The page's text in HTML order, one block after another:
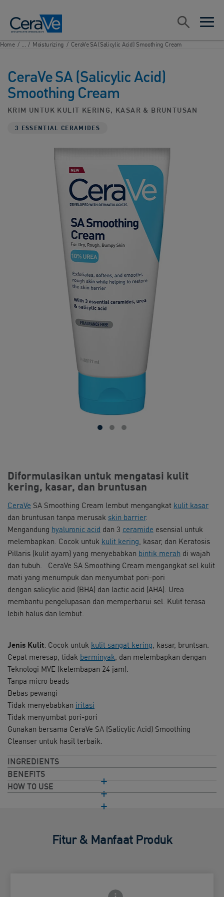
open
open
Search
Home / ... / Moisturizing / CeraVe SA (Salicylic Acid) Smoothing Cream
CeraVe SA (Salicylic Acid)
Smoothing Cream
KRIM UNTUK KULIT KERING, KASAR & BRUNTUSAN
3 ESSENTIAL CERAMIDES
Diformulasikan untuk mengatasi kulit
kering, kasar, dan bruntusan
CeraVe SA Smoothing Cream lembut mengangkat kulit kasar
dan bruntusan tanpa merusak skin barrier.
Mengandung hyaluronic acid dan 3 ceramide esensial untuk
melembapkan. Cocok untuk kulit kering, kasar, dan Keratosis
Pillaris (kulit ayam) yang menyebabkan bintik merah di wajah
dan tubuh. ​ CeraVe SA Smoothing Cream mengangkat sel kulit
mati yang menumpuk dan menyumbat pori-pori
dengan salicylic acid (BHA) dan lactic acid (AHA). Urea
membantu pengelupasan dan memperbarui sel. Kulit terasa
lebih halus dan lembut.
Jenis Kulit: Cocok untuk kulit sangat kering, kasar, bruntsan.
Cepat meresap, tidak berminyak, dan melembapkan dengan
Teknologi MVE (kelembapan 24 jam).
Tanpa micro beads
Bebas pewangi
Tidak menyebabkan iritasi
Tidak menyumbat pori-pori
Gunakan bersama CeraVe SA (Salicylic Acid) Smoothing
Cleanser untuk hasil terbaik.
INGREDIENTS
BENEFITS
HOW TO USE
Fitur & Manfaat Produk
Frontside Info icon